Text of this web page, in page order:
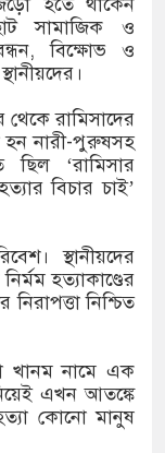
সামাজিক ও
বিক্ষোভ ও
থেকে রামিসাদের
নারী-পুরুষসহ
ছিল ‘রামিসার
বিচার চাই’
স্থানীয়দের
হত্যাকাণ্ডের
নিশ্চিত
খানম নামে এক
এখন আতঙ্কে
কোনো মানুষ